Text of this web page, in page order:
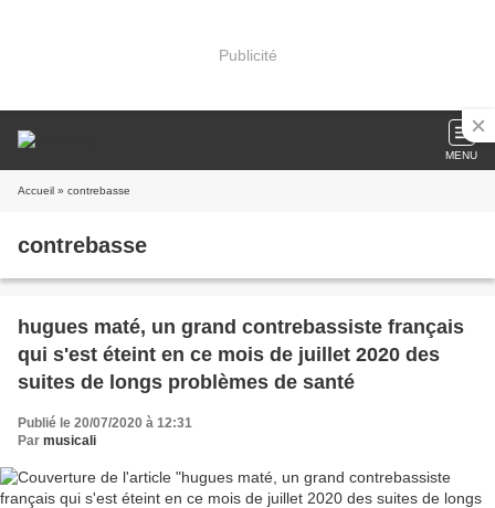
Publicité
MENU
Accueil » contrebasse
contrebasse
hugues maté, un grand contrebassiste français
qui s'est éteint en ce mois de juillet 2020 des
suites de longs problèmes de santé
Publié le 20/07/2020 à 12:31
Par musicali